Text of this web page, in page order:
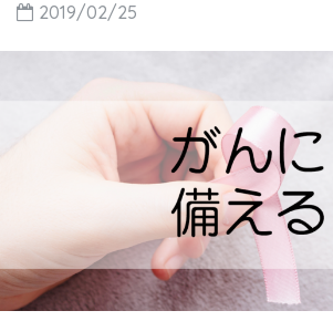
2019/02/25